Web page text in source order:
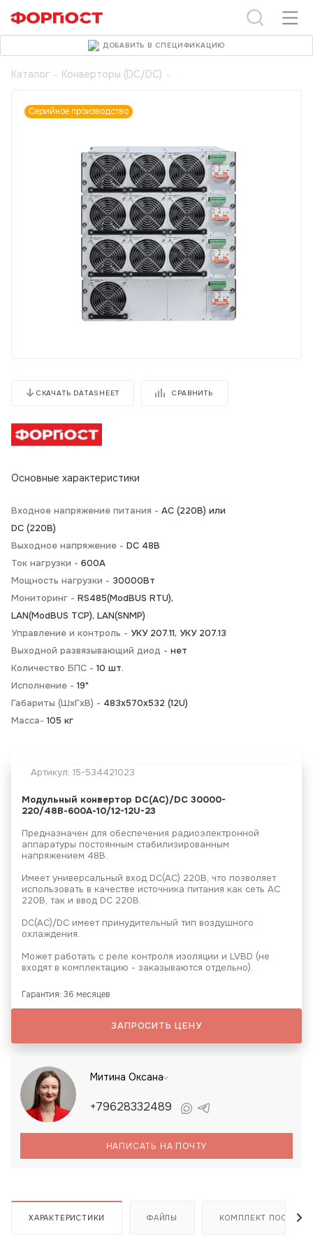
Каталог - Конверторы (DC/DC) -
Серийное производство
СКАЧАТЬ DATASHEET СРАВНИТЬ
Основные характеристики
Входное напряжение питания - АС (220В) или
DC (220В)
Выходное напряжение - DC 48В
Ток нагрузки - 600А
Мощность нагрузки - 30000Вт
Мониторинг - RS485(ModBUS RTU),
LAN(ModBUS TCP), LAN(SNMP)
Управление и контроль - УКУ 207.11, УКУ 207.13
Выходной развязывающий диод - нет
Количество БПС - 10 шт.
Исполнение - 19"
Габариты (ШхГхВ) - 483х570х532 (12U)
Масса- 105 кг
Артикул: 15-534421023
Модульный конвертор DC(AC)/DC 30000-
220/48В-600А-10/12-12U-23
Предназначен для обеспечения радиоэлектронной
аппаратуры постоянным стабилизированным
напряжением 48В.
Имеет универсальный вход DC(AC) 220В, что позволяет
использовать в качестве источника питания как сеть АС
220В, так и ввод DC 220В.
DC(AC)/DC имеет принудительный тип воздушного
охлаждения.
Может работать с реле контроля изоляции и LVBD (не
входят в комплектацию - заказываются отдельно).
Гарантия: 36 месяцев
ДОБАВИТЬ В СПЕЦИФИКАЦИЮ
ЗАПРОСИТЬ ЦЕНУ
Митина Оксана
+79628332489
НАПИСАТЬ НА ПОЧТУ
ХАРАКТЕРИСТИКИ ФАЙЛЫ КОМПЛЕКТ